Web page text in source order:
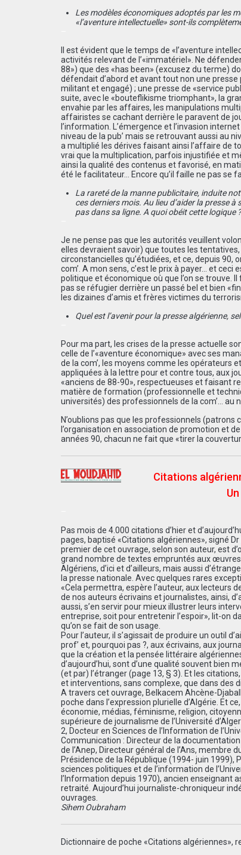
Les modèles économiques adoptés par les
«l’aventure intellectuelle» sont-ils
Il est évident que le temps de «l’aventure
activités relevant de l’«immatériel». Ne
88») que des «has been» (excusez du terme)
défendait d’abord et avant tout non une
militant et engagé) ; une presse de «service
suite, avec le «bouteflikisme triomphant», la
envahie par les affaires, les manipulations
affairistes se cachant derrière le paravent de
l’information. L’émergence et l’invasion
niveau de la pub’ mais se retrouvant aussi au
a multiplié les dérives faisant ainsi l’affaire de
vrai que la multiplication, parfois injustifiée et
ainsi la qualité des contenus et favorisé, en
été le facilitateur… Encore qu’il faille ne pas se
La rareté de la manne publicitaire, induite
ces derniers mois. Au lieu d’aider la presse
pas dans sa ligne. A quoi obéit cette logique ?
Je ne pense pas que les autorités veuillent
elles devraient savoir) que toutes les
circonstancielles qu’étudiées, et ce, depuis 90,
com’. A mon sens, c’est le prix à payer… et
politique et économique où que l’on se trouve.
pas se réfugier derrière un passé bel et bien
les dizaines d’amis et frères victimes du
Quel est l’avenir pour la presse algérienne,
Pour ma part, les crises de la presse actuelle
celle de l’«aventure économique» avec ses
de la com’, les moyens comme les opérateurs
appliquées à la lettre pour et contre tous, aux
«anciens de 88-90», respectueuses et faisant
matière de formation (professionnelle et
universités) des professionnels de la com’… au
N’oublions pas que les professionnels
l’organisation en association de promotion et
années 90, chacun ne fait que «tirer la
Citations
Pas mois de 4.000 citations d’hier et
pages, baptisé «Citations algériennes», signé
premier de cet ouvrage, selon son auteur, est
grand nombre de textes empruntés aux
Algériens, d’ici et d’ailleurs, mais aussi
la presse nationale. Avec quelques rares
«Cela permettra, espère l’auteur, aux lecteurs
de nos auteurs écrivains et journalistes, ainsi,
aussi, s’en servir pour mieux illustrer leurs
entreprise, soit pour entretenir l’espoir», lit-on
qu’on se fait de son usage.
Pour l’auteur, il s’agissait de produire un outil
prof’ et, pourquoi pas ?, aux écrivains, aux
que la création et la pensée littéraire
d’aujourd’hui, sont d’une qualité souvent bien
(et par) l’étranger (page 13, § 3). Et les
et interventions, sans complexe, que dans des
A travers cet ouvrage, Belkacem Ahcène-
poche dans l’expression plurielle d’Algérie. Et
économie, médias, féminisme, religion,
supérieure de journalisme de l’Université
2, Docteur en Sciences de l’Information de
Communication : Directeur de la
de l’Anep, Directeur général de l’Ans, membre
Présidence de la République (1994- juin 1999),
sciences politiques et de l’information de
l’Information depuis 1970), ancien enseignant
retraité. Aujourd’hui journaliste-chroniqueur
ouvrages.
Sihem Oubraham
Dictionnaire de poche «Citations algériennes»,